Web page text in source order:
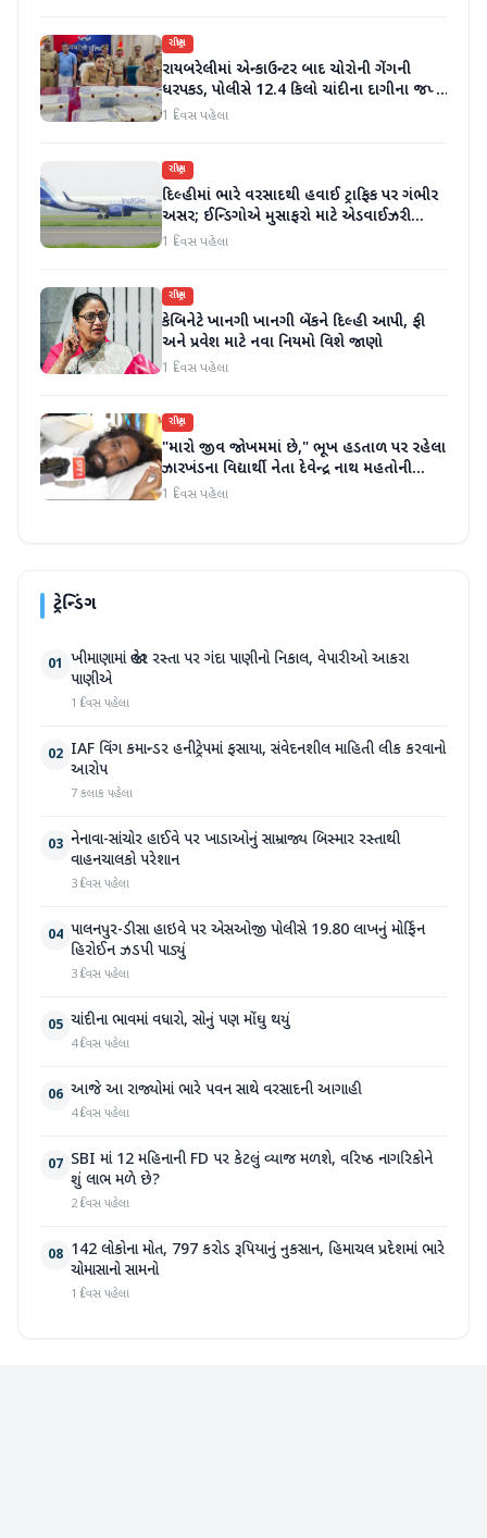
રાષ્ટ્રીય
રાયબરેલીમાં એન્કાઉન્ટર બાદ ચોરોની ગેંગની
ધરપકડ, પોલીસે 12.4 કિલો ચાંદીના દાગીના જપ્ત
કર્યા
1 દિવસ પહેલા
રાષ્ટ્રીય
દિલ્હીમાં ભારે વરસાદથી હવાઈ ટ્રાફિક પર ગંભીર
અસર; ઈન્ડિગોએ મુસાફરો માટે એડવાઈઝરી
જાહેર કરી
1 દિવસ પહેલા
રાષ્ટ્રીય
કેબિનેટે ખાનગી ખાનગી બેંકને દિલ્હી આપી, ફી
અને પ્રવેશ માટે નવા નિયમો વિશે જાણો
1 દિવસ પહેલા
રાષ્ટ્રીય
"મારો જીવ જોખમમાં છે," ભૂખ હડતાળ પર રહેલા
ઝારખંડના વિદ્યાર્થી નેતા દેવેન્દ્ર નાથ મહતોની
તબિયત ખરાબ
1 દિવસ પહેલા
ટ્રેન્ડિંગ
01 ખીમાણામાં જાહેર રસ્તા પર ગંદા પાણીનો નિકાલ, વેપારીઓ આકરા
પાણીએ
1 દિવસ પહેલા
02 IAF વિંગ કમાન્ડર હનીટ્રેપમાં ફસાયા, સંવેદનશીલ માહિતી લીક કરવાનો
આરોપ
7 કલાક પહેલા
03 નેનાવા-સાંચોર હાઈવે પર ખાડાઓનું સામ્રાજ્ય બિસ્માર રસ્તાથી
વાહનચાલકો પરેશાન
3 દિવસ પહેલા
04 પાલનપુર-ડીસા હાઇવે પર એસઓજી પોલીસે 19.80 લાખનું મોર્ફિન
હિરોઈન ઝડપી પાડ્યું
3 દિવસ પહેલા
05 ચાંદીના ભાવમાં વધારો, સોનું પણ મોંઘુ થયું
4 દિવસ પહેલા
06 આજે આ રાજ્યોમાં ભારે પવન સાથે વરસાદની આગાહી
4 દિવસ પહેલા
07 SBI માં 12 મહિનાની FD પર કેટલું વ્યાજ મળશે, વરિષ્ઠ નાગરિકોને
શું લાભ મળે છે?
2 દિવસ પહેલા
08 142 લોકોના મોત, 797 કરોડ રૂપિયાનું નુકસાન, હિમાચલ પ્રદેશમાં ભારે
ચોમાસાનો સામનો
1 દિવસ પહેલા